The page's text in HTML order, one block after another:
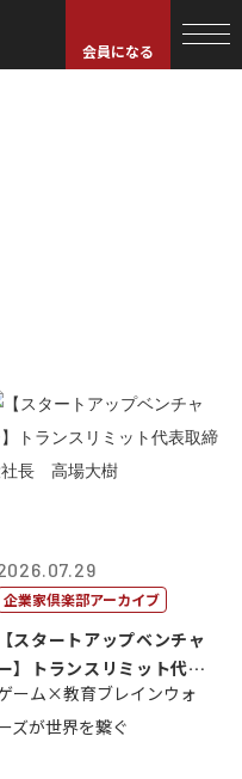
会員になる
企業家倶楽部アーカイブ
【スタートアップベンチャ
】トランスリミット代表
締役社長 ...
ーム×教育ブレインウォ
ズが世界を繋ぐ